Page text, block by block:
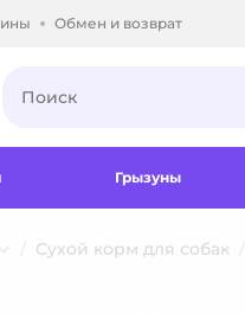
Обмен и возврат
Грызуны
Сухой корм для собак